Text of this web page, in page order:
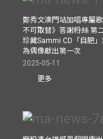
鄭秀文澳門站加唱專屬
不可取替》答謝粉絲 第
珍藏Sammi CD「自肥
為偶像獻出第一次
2025-05-11
更多